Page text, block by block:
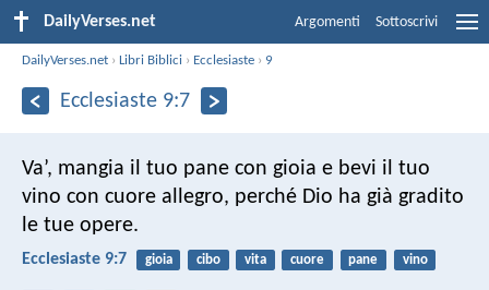
DailyVerses.net Argomenti Sottoscrivi
DailyVerses.net ›Libri Biblici › Ecclesiaste › 9
Ecclesiaste 9:7
Va’, mangia il tuo pane con gioia e bevi il tuo
vino con cuore allegro, perché Dio ha già gradito
le tue opere.
Ecclesiaste 9:7 gioia cibo vita cuore pane vino